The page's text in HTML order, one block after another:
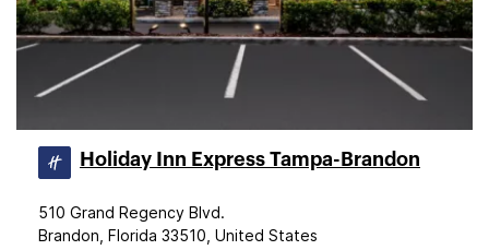
Holiday Inn Express Tampa-Brandon
510 Grand Regency Blvd.
Brandon, Florida 33510, United States